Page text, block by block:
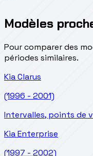
Modèles
Pour comparer des
périodes similaires.
KiaClarus
(1996 - 2001)
Intervalles, points de
KiaEnterprise
(1997 - 2002)